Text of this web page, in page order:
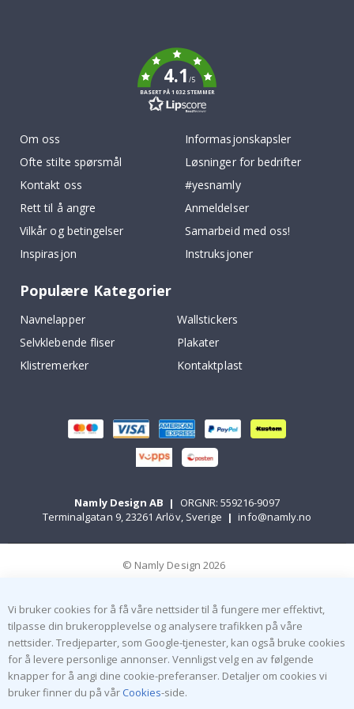
4.1/5
BASERT PÅ 1032 STEMMER
Om oss
Ofte stilte spørsmål
Kontakt oss
Rett til å angre
Vilkår og betingelser
Inspirasjon
Informasjonskapsler
Løsninger for bedrifter
#yesnamly
Anmeldelser
Samarbeid med oss!
Instruksjoner
Populære Kategorier
Navnelapper
Wallstickers
Selvklebende fliser
Plakater
Klistremerker
Kontaktplast
Namly Design AB |
ORGNR: 559216-9097
Terminalgatan 9, 23261 Arlöv, Sverige | info@namly.no
© Namly Design 2026
Vi bruker cookies for å få våre nettsider til å fungere mer effektivt,
tilpasse din brukeropplevelse og analysere trafikken på våre
nettsider. Tredjeparter, som Google-tjenester, kan også bruke cookies
for å levere personlige annonser. Vennligst velg en av følgende
knapper for å angi dine cookie-preferanser. Detaljer om cookies vi
bruker finner du på vår Cookies-side.